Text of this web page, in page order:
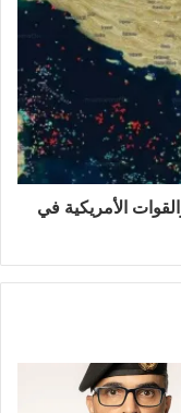
الأمريكية في